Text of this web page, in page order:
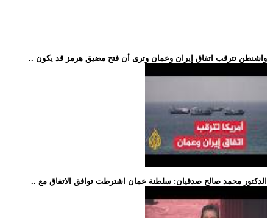
.. واشنطن تترقب اتفاق إيران وعمان وترى أن فتح مضيق هرمز قد يكون
.. الدكتور محمد صالح صدقيان: سلطنة عمان اشترطت توافق الاتفاق مع